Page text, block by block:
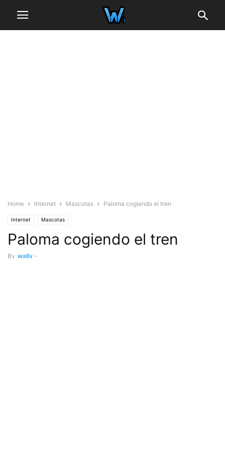
Home Internet Mascotas Paloma cogiendo el tren
Internet Mascotas
Paloma cogiendo el tren
By wally -